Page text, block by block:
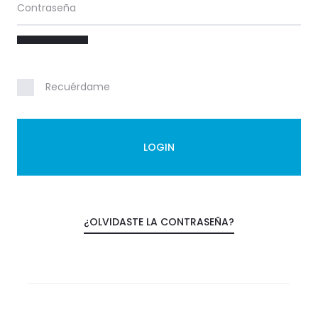
n
a
Contraseña
Recuérdame
LOGIN
¿OLVIDASTE LA CONTRASEÑA?